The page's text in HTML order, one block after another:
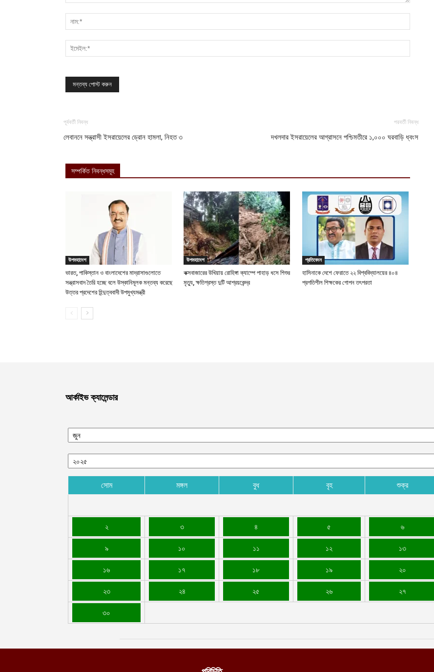
পূর্ববর্তী নিবন্ধ
লেবাননে সন্ত্রাসী ইসরায়েলের ড্রোন হামলা, নিহত ৩
পরবর্তী নিবন্ধ
দখলদার ইসরায়েলের আগ্রাসনে পশ্চিমতীরে ১,০০০ ঘরবাড়ি ধ্বংস
সম্পর্কিত নিবন্ধসমূহ
উপমহাদেশ
ভারত, পাকিস্তান ও বাংলাদেশের মাদ্রাসাগুলোতে
সন্ত্রাসবাদ তৈরি হচ্ছে বলে উস্কানিমূলক মন্তব্য করেছে
উত্তর প্রদেশের হিন্দুত্ববাদী উপমুখ্যমন্ত্রী
উপমহাদেশ
কক্সবাজারের উখিয়ায় রোহিঙ্গা ক্যাম্পে পাহাড় ধসে শিশুর
মৃত্যু, ক্ষতিগ্রস্ত দুটি আশ্রয়কেন্দ্র
প্রতিবেদন
হাসিনাকে দেশে ফেরাতে ২২ বিশ্ববিদ্যালয়ের ৪০৪
প্রগতিশীল শিক্ষকের গোপন তৎপরতা
আর্কাইভ ক্যালেন্ডার
সোম মঙ্গল বুধ বৃহ শুক্র
২ ৩ ৪ ৫ ৬
৯ ১০ ১১ ১২ ১৩
১৬ ১৭ ১৮ ১৯ ২০
২৩ ২৪ ২৫ ২৬ ২৭
৩০